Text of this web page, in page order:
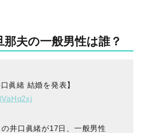
夫の一般男性は誰？
眞緒 結婚を発表】
井口眞緒が17日、一般男性